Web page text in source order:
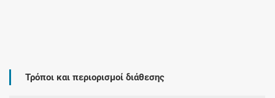
Τρόποι και περιορισμοί διάθεσης